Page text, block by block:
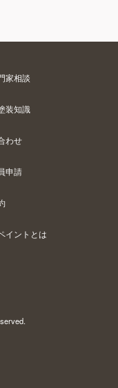
家相談
装知識
わせ
申請
イントとは